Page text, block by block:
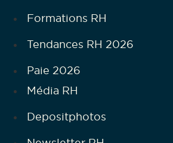
Formations RH
Tendances RH 2026
Paie 2026
Média RH
Depositphotos